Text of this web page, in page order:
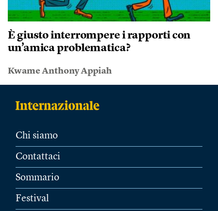
È giusto interrompere i rapporti con
un’amica problematica?
Kwame Anthony Appiah
Chi siamo
Contattaci
Sommario
Festival